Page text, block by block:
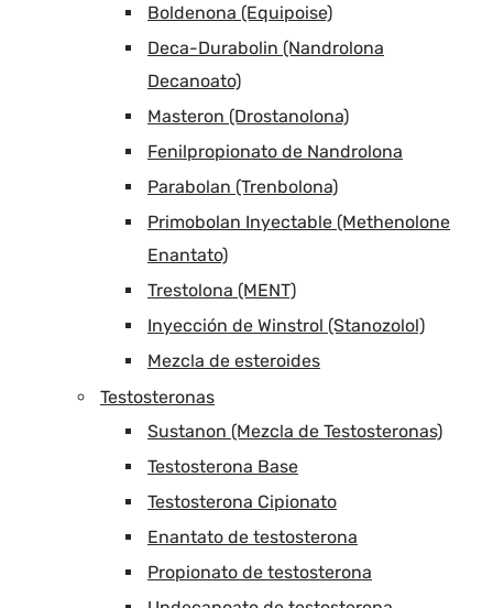
Boldenona (Equipoise)
Deca-Durabolin (Nandrolona
Decanoato)
Masteron (Drostanolona)
Fenilpropionato de Nandrolona
Parabolan (Trenbolona)
Primobolan Inyectable (Methenolone
Enantato)
Trestolona (MENT)
Inyección de Winstrol (Stanozolol)
Mezcla de esteroides
Testosteronas
Sustanon (Mezcla de Testosteronas)
Testosterona Base
Testosterona Cipionato
Enantato de testosterona
Propionato de testosterona